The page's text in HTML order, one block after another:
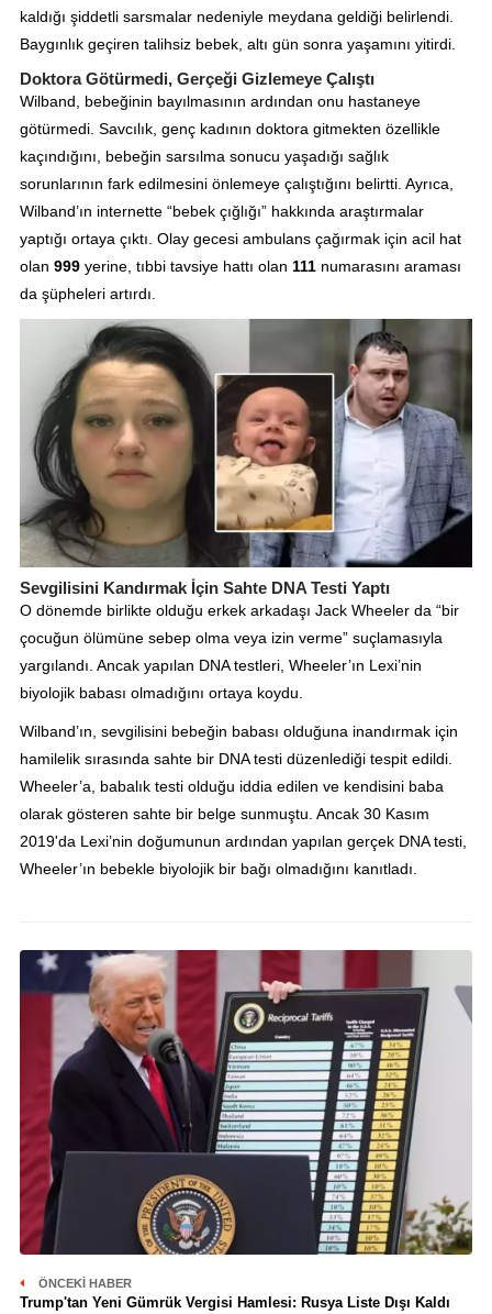
kaldığı şiddetli sarsmalar nedeniyle meydana geldiği belirlendi.
Baygınlık geçiren talihsiz bebek, altı gün sonra yaşamını yitirdi.
Doktora Götürmedi, Gerçeği Gizlemeye Çalıştı
Wilband, bebeğinin bayılmasının ardından onu hastaneye
götürmedi. Savcılık, genç kadının doktora gitmekten özellikle
kaçındığını, bebeğin sarsılma sonucu yaşadığı sağlık
sorunlarının fark edilmesini önlemeye çalıştığını belirtti. Ayrıca,
Wilband’ın internette “bebek çığlığı” hakkında araştırmalar
yaptığı ortaya çıktı. Olay gecesi ambulans çağırmak için acil hat
olan 999yerine, tıbbi tavsiye hattı olan 111numarasını araması
da şüpheleri artırdı.
Sevgilisini Kandırmak İçin Sahte DNA Testi Yaptı
O dönemde birlikte olduğu erkek arkadaşı Jack Wheeler da “bir
çocuğun ölümüne sebep olma veya izin verme” suçlamasıyla
yargılandı. Ancak yapılan DNA testleri, Wheeler’ın Lexi’nin
biyolojik babası olmadığını ortaya koydu.
Wilband’ın, sevgilisini bebeğin babası olduğuna inandırmak için
hamilelik sırasında sahte bir DNA testi düzenlediği tespit edildi.
Wheeler’a, babalık testi olduğu iddia edilen ve kendisini baba
olarak gösteren sahte bir belge sunmuştu. Ancak 30 Kasım
2019'da Lexi’nin doğumunun ardından yapılan gerçek DNA testi,
Wheeler’ın bebekle biyolojik bir bağı olmadığını kanıtladı.
ÖNCEKI HABER
Trump'tan Yeni Gümrük Vergisi Hamlesi: Rusya Liste Dışı Kaldı